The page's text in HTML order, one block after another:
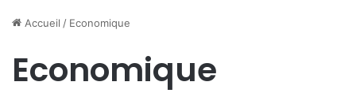
Accueil / Economique
Economique